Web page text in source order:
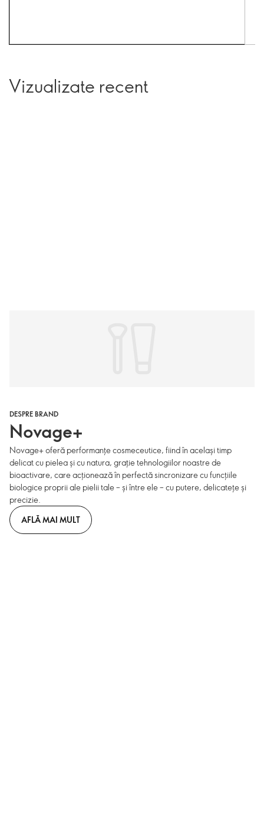
Vizualizate recent
DESPRE BRAND
Novage+
Novage+ oferă performanțe cosmeceutice, fiind în același timp
delicat cu pielea și cu natura, grație tehnologiilor noastre de
bioactivare, care acționează în perfectă sincronizare cu funcțiile
biologice proprii ale pielii tale – și între ele – cu putere, delicatețe și
precizie.
AFLĂ MAI MULT